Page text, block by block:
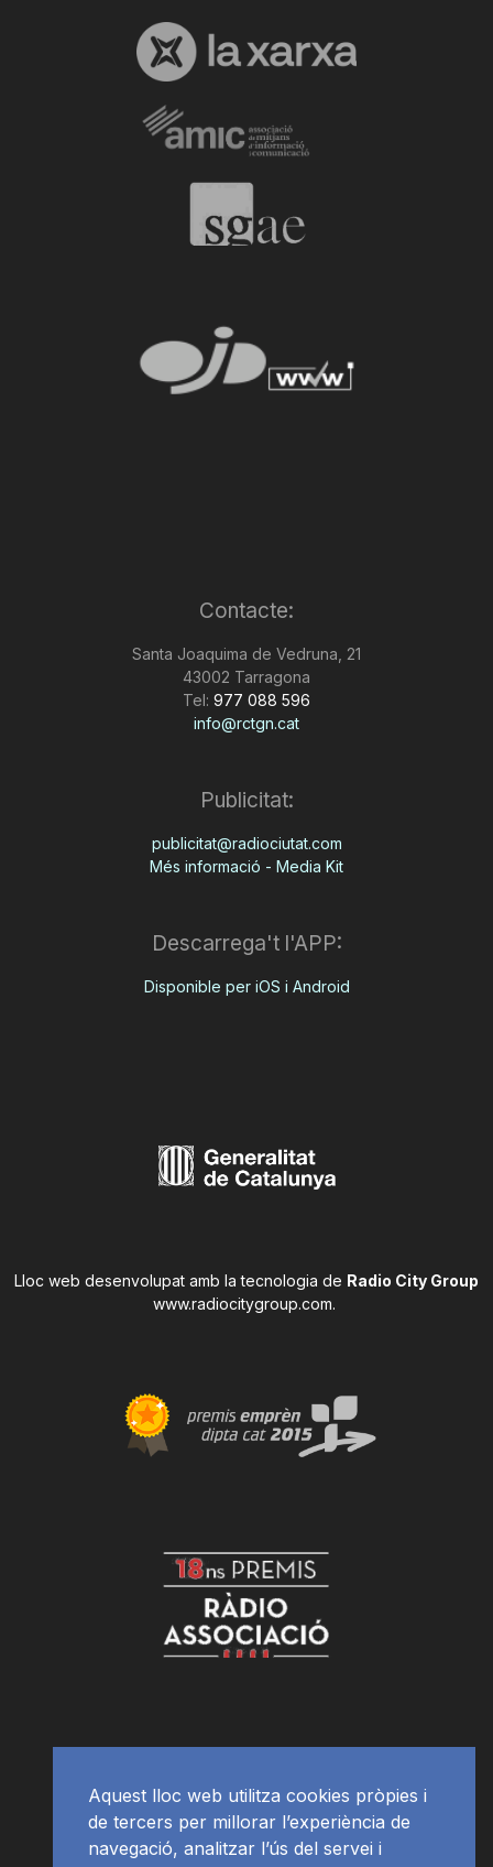
Contacte:
Santa Joaquima de Vedruna, 21
43002 Tarragona
Tel: 977 088 596
info@rctgn.cat
Publicitat:
publicitat@radiociutat.com
Més informació - Media Kit
Descarrega't l'APP:
Disponible per iOS i Android
Lloc web desenvolupat amb la tecnologia de Radio City Group
www.radiocitygroup.com.
Aquest lloc web utilitza cookies pròpies i
de tercers per millorar l’experiència de
navegació, analitzar l’ús del servei i